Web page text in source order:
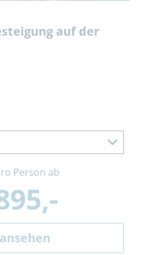
auf der
Person ab